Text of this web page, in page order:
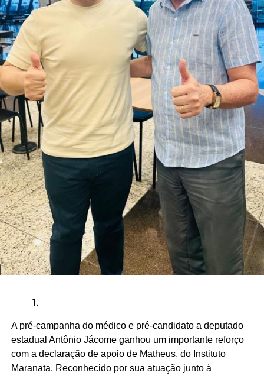
conjunto de candidatos.
A pré-campanha do médico e pré-candidato a deputado
estadual Antônio Jácome ganhou um importante reforço
com a declaração de apoio de Matheus, do Instituto
Maranata. Reconhecido por sua atuação junto à